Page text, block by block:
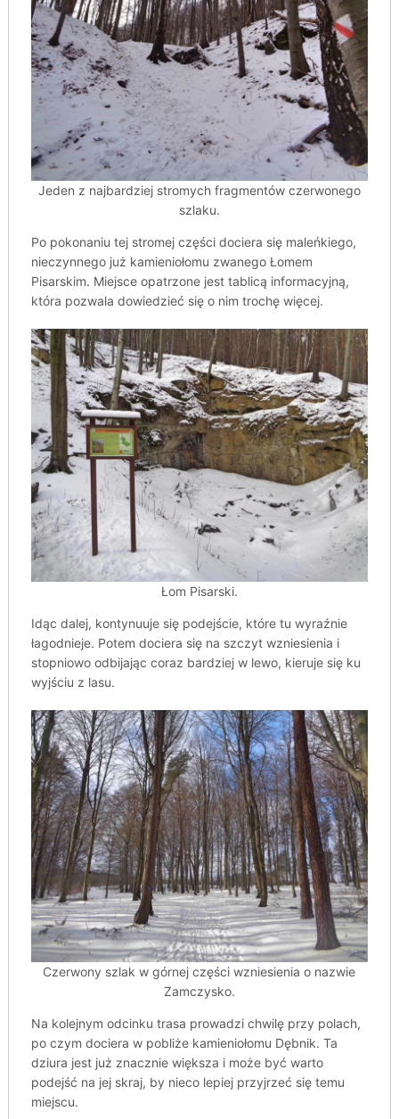
Jeden z najbardziej stromych fragmentów czerwonego
szlaku.
Po pokonaniu tej stromej części dociera się maleńkiego,
nieczynnego już kamieniołomu zwanego Łomem
Pisarskim. Miejsce opatrzone jest tablicą informacyjną,
która pozwala dowiedzieć się o nim trochę więcej.
Łom Pisarski.
Idąc dalej, kontynuuje się podejście, które tu wyraźnie
łagodnieje. Potem dociera się na szczyt wzniesienia i
stopniowo odbijając coraz bardziej w lewo, kieruje się ku
wyjściu z lasu.
Czerwony szlak w górnej części wzniesienia o nazwie
Zamczysko.
Na kolejnym odcinku trasa prowadzi chwilę przy polach,
po czym dociera w pobliże kamieniołomu Dębnik. Ta
dziura jest już znacznie większa i może być warto
podejść na jej skraj, by nieco lepiej przyjrzeć się temu
miejscu.